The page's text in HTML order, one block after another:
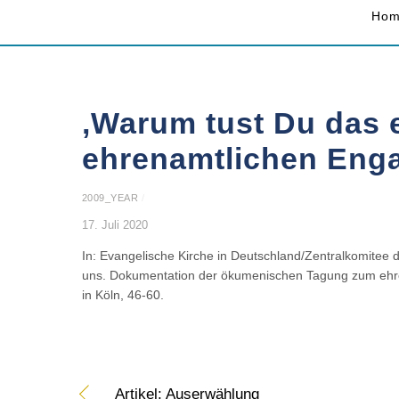
‚Warum tust Du das
ehrenamtlichen
2009_YEAR
17. Juli 2020
In: Evangelische Kirche in Deutschland/
uns. Dokumentation der ökumenischen Tagung zum
in Köln, 46-60.
Artikel: Auserwählung